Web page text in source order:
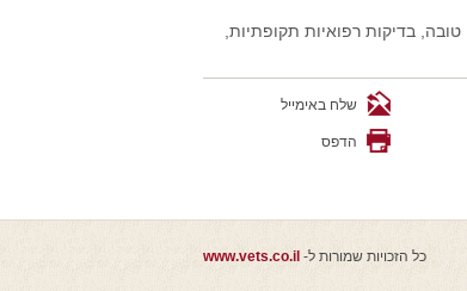
בדיקות רפואיות תקופתיות,
שלח באימייל
הדפס
כל הזכויות שמורות ל- www.vets.co.il